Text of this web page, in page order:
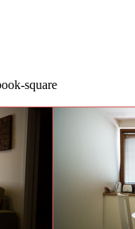
square